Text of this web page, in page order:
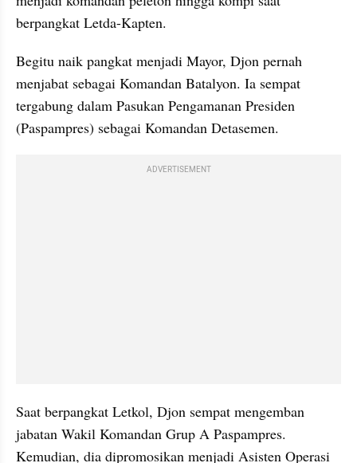
berpangkat Letda-Kapten.
Begitu naik pangkat menjadi Mayor, Djon pernah
menjabat sebagai Komandan Batalyon. Ia sempat
tergabung dalam Pasukan Pengamanan Presiden
(Paspampres) sebagai Komandan Detasemen.
ADVERTISEMENT
Saat berpangkat Letkol, Djon sempat mengemban
jabatan Wakil Komandan Grup A Paspampres.
Kemudian, dia dipromosikan menjadi Asisten Operasi